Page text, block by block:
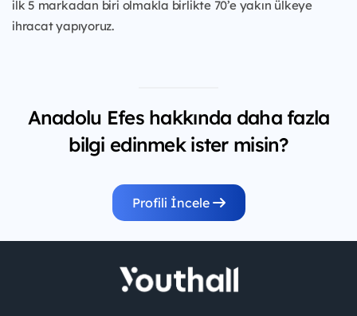
ilk 5 markadan biri olmakla birlikte 70’e yakın ülkeye
ihracat yapıyoruz.
Anadolu Efes hakkında daha fazla
bilgi edinmek ister misin?
Profili İncele